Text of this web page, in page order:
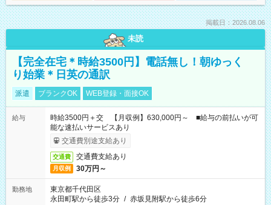
掲載日：2026.08.06
未読
【完全在宅＊時給3500円】電話無し！朝ゆっく
り始業＊日英の通訳
派遣 ブランクOK WEB登録・面接OK
給与
時給3500円＋交 【月収例】630,000円～ ■給与の前払いが可
能な速払いサービスあり
交通費別途支給あり
交通費 交通費支給あり
月収例 30万円～
勤務地
東京都千代田区
永田町駅から徒歩3分 / 赤坂見附駅から徒歩6分